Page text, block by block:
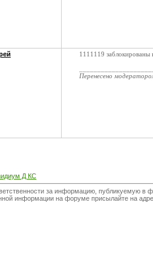
1111119 заблокированы
Перенесено
Д КС
за информацию, публикуемую
информации на форуме присылайте на